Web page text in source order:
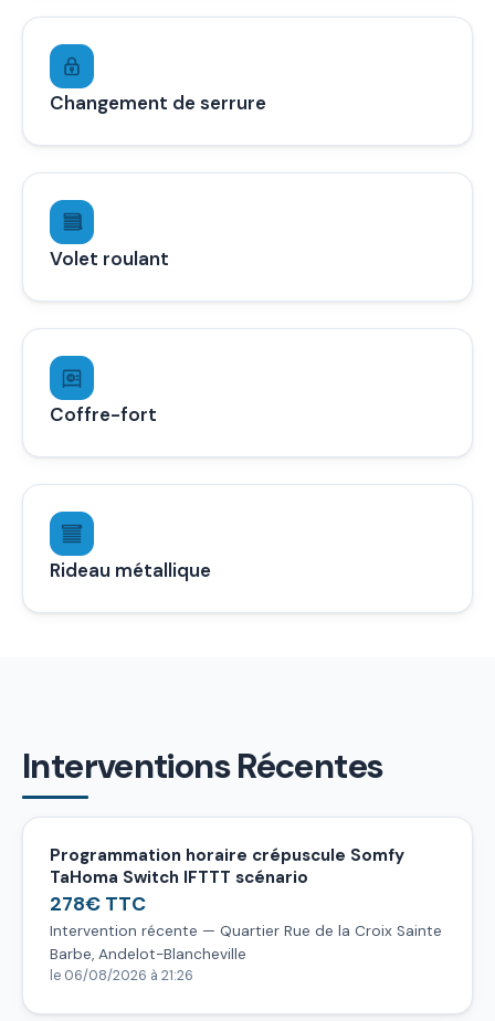
Changement de serrure
Volet roulant
Coffre-fort
Rideau métallique
Interventions Récentes
Programmation horaire crépuscule Somfy
TaHoma Switch IFTTT scénario
278€ TTC
Intervention récente — Quartier Rue de la Croix Sainte
Barbe, Andelot-Blancheville
le 06/08/2026 à 21:26